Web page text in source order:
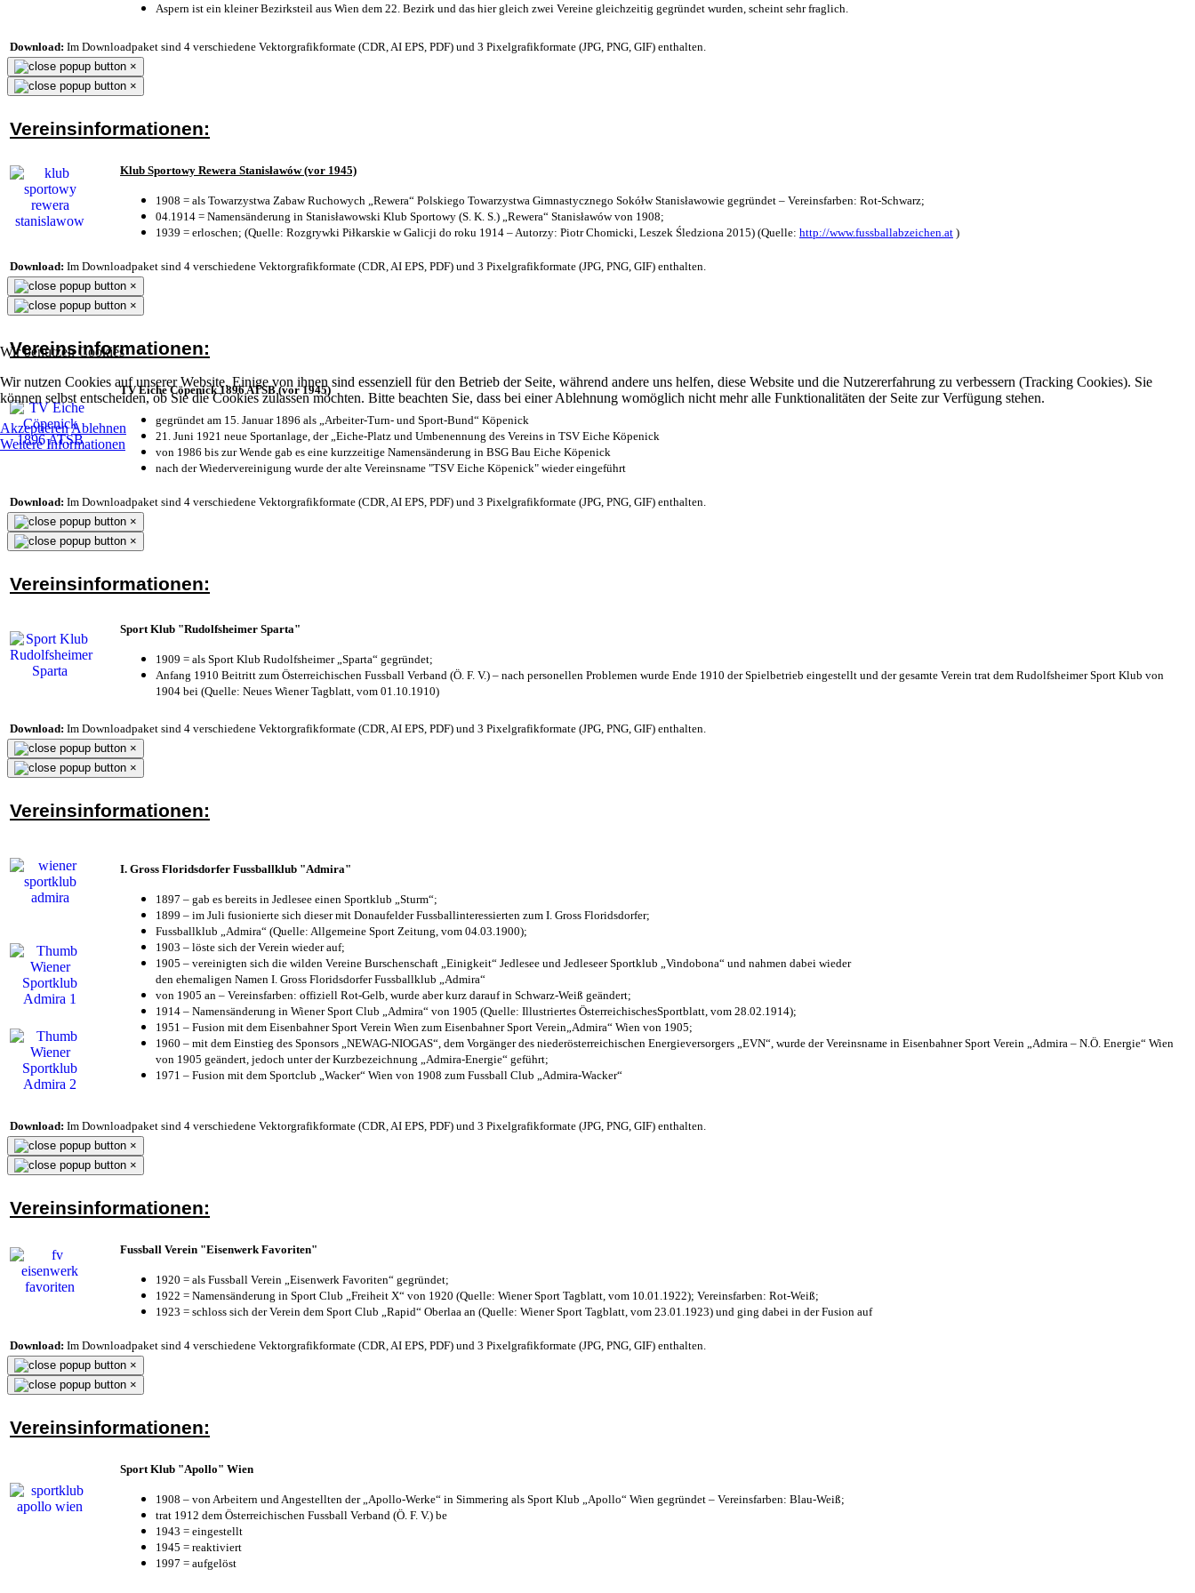
Wir benutzen Cookies
Wir nutzen Cookies auf unserer Website. Einige von ihnen sind essenziell für den Betrieb der Seite, während andere uns helfen, diese Website und die Nutzererfahrung zu verbessern (Tracking Cookies). Sie
können selbst entscheiden, ob Sie die Cookies zulassen möchten. Bitte beachten Sie, dass bei einer Ablehnung womöglich nicht mehr alle Funktionalitäten der Seite zur Verfügung stehen.
AkzeptierenAblehnen
Weitere Informationen
Aspern ist ein kleiner Bezirksteil aus Wien dem 22. Bezirk und das hier gleich zwei Vereine gleichzeitig gegründet wurden, scheint sehr fraglich.
Download: Im Downloadpaket sind 4 verschiedene Vektorgrafikformate (CDR, AI EPS, PDF) und 3 Pixelgrafikformate (JPG, PNG, GIF) enthalten.
×
×
Vereinsinformationen:
Klub Sportowy Rewera Stanisławów (vor 1945)
1908 = als Towarzystwa Zabaw Ruchowych „Rewera“ Polskiego Towarzystwa Gimnastycznego Sokółw Stanisławowie gegründet – Vereinsfarben: Rot-Schwarz;
04.1914 = Namensänderung in Stanisławowski Klub Sportowy (S. K. S.) „Rewera“ Stanisławów von 1908;
1939 = erloschen; (Quelle: Rozgrywki Piłkarskie w Galicji do roku 1914 – Autorzy: Piotr Chomicki, Leszek Śledziona 2015) (Quelle: http://www.fussballabzeichen.at )
Download: Im Downloadpaket sind 4 verschiedene Vektorgrafikformate (CDR, AI EPS, PDF) und 3 Pixelgrafikformate (JPG, PNG, GIF) enthalten.
×
×
Vereinsinformationen:
TV Eiche Cöpenick 1896 ATSB (vor 1945)
gegründet am 15. Januar 1896 als „Arbeiter-Turn- und Sport-Bund“ Köpenick
21. Juni 1921 neue Sportanlage, der „Eiche-Platz und Umbenennung des Vereins in TSV Eiche Köpenick
von 1986 bis zur Wende gab es eine kurzzeitige Namensänderung in BSG Bau Eiche Köpenick
nach der Wiedervereinigung wurde der alte Vereinsname "TSV Eiche Köpenick" wieder eingeführt
Download: Im Downloadpaket sind 4 verschiedene Vektorgrafikformate (CDR, AI EPS, PDF) und 3 Pixelgrafikformate (JPG, PNG, GIF) enthalten.
×
×
Vereinsinformationen:
Sport Klub "Rudolfsheimer Sparta"
1909 = als Sport Klub Rudolfsheimer „Sparta“ gegründet;
Anfang 1910 Beitritt zum Österreichischen Fussball Verband (Ö. F. V.) – nach personellen Problemen wurde Ende 1910 der Spielbetrieb eingestellt und der gesamte Verein trat dem Rudolfsheimer Sport Klub von
1904 bei (Quelle: Neues Wiener Tagblatt, vom 01.10.1910)
Download: Im Downloadpaket sind 4 verschiedene Vektorgrafikformate (CDR, AI EPS, PDF) und 3 Pixelgrafikformate (JPG, PNG, GIF) enthalten.
×
×
Vereinsinformationen:
I. Gross Floridsdorfer Fussballklub "Admira"
1897 – gab es bereits in Jedlesee einen Sportklub „Sturm“;
1899 – im Juli fusionierte sich dieser mit Donaufelder Fussballinteressierten zum I. Gross Floridsdorfer;
Fussballklub „Admira“ (Quelle: Allgemeine Sport Zeitung, vom 04.03.1900);
1903 – löste sich der Verein wieder auf;
1905 – vereinigten sich die wilden Vereine Burschenschaft „Einigkeit“ Jedlesee und Jedleseer Sportklub „Vindobona“ und nahmen dabei wieder
den ehemaligen Namen I. Gross Floridsdorfer Fussballklub „Admira“
von 1905 an – Vereinsfarben: offiziell Rot-Gelb, wurde aber kurz darauf in Schwarz-Weiß geändert;
1914 – Namensänderung in Wiener Sport Club „Admira“ von 1905 (Quelle: Illustriertes ÖsterreichischesSportblatt, vom 28.02.1914);
1951 – Fusion mit dem Eisenbahner Sport Verein Wien zum Eisenbahner Sport Verein„Admira“ Wien von 1905;
1960 – mit dem Einstieg des Sponsors „NEWAG-NIOGAS“, dem Vorgänger des niederösterreichischen Energieversorgers „EVN“, wurde der Vereinsname in Eisenbahner Sport Verein „Admira – N.Ö. Energie“ Wien
von 1905 geändert, jedoch unter der Kurzbezeichnung „Admira-Energie“ geführt;
1971 – Fusion mit dem Sportclub „Wacker“ Wien von 1908 zum Fussball Club „Admira-Wacker“
Download: Im Downloadpaket sind 4 verschiedene Vektorgrafikformate (CDR, AI EPS, PDF) und 3 Pixelgrafikformate (JPG, PNG, GIF) enthalten.
×
×
Vereinsinformationen:
Fussball Verein "Eisenwerk Favoriten"
1920 = als Fussball Verein „Eisenwerk Favoriten“ gegründet;
1922 = Namensänderung in Sport Club „Freiheit X“ von 1920 (Quelle: Wiener Sport Tagblatt, vom 10.01.1922); Vereinsfarben: Rot-Weiß;
1923 = schloss sich der Verein dem Sport Club „Rapid“ Oberlaa an (Quelle: Wiener Sport Tagblatt, vom 23.01.1923) und ging dabei in der Fusion auf
Download: Im Downloadpaket sind 4 verschiedene Vektorgrafikformate (CDR, AI EPS, PDF) und 3 Pixelgrafikformate (JPG, PNG, GIF) enthalten.
×
×
Vereinsinformationen:
Sport Klub "Apollo" Wien
1908 – von Arbeitern und Angestellten der „Apollo-Werke“ in Simmering als Sport Klub „Apollo“ Wien gegründet – Vereinsfarben: Blau-Weiß;
trat 1912 dem Österreichischen Fussball Verband (Ö. F. V.) be
1943 = eingestellt
1945 = reaktiviert
1997 = aufgelöst